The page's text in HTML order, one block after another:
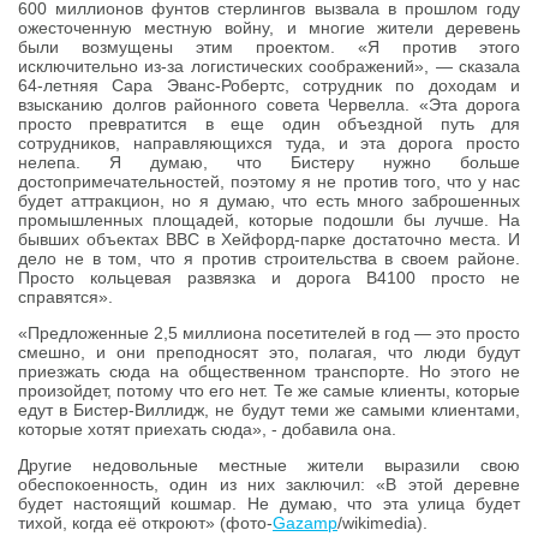
600 миллионов фунтов стерлингов вызвала в прошлом году
ожесточенную местную войну, и многие жители деревень
были возмущены этим проектом. «Я против этого
исключительно из-за логистических соображений», — сказала
64-летняя Сара Эванс-Робертс, сотрудник по доходам и
взысканию долгов районного совета Червелла. «Эта дорога
просто превратится в еще один объездной путь для
сотрудников, направляющихся туда, и эта дорога просто
нелепа. Я думаю, что Бистеру нужно больше
достопримечательностей, поэтому я не против того, что у нас
будет аттракцион, но я думаю, что есть много заброшенных
промышленных площадей, которые подошли бы лучше. На
бывших объектах ВВС в Хейфорд-парке достаточно места. И
дело не в том, что я против строительства в своем районе.
Просто кольцевая развязка и дорога B4100 просто не
справятся».
«Предложенные 2,5 миллиона посетителей в год — это просто
смешно, и они преподносят это, полагая, что люди будут
приезжать сюда на общественном транспорте. Но этого не
произойдет, потому что его нет. Те же самые клиенты, которые
едут в Бистер-Виллидж, не будут теми же самыми клиентами,
которые хотят приехать сюда», - добавила она.
Другие недовольные местные жители выразили свою
обеспокоенность, один из них заключил: «В этой деревне
будет настоящий кошмар. Не думаю, что эта улица будет
тихой, когда её откроют» (фото-Gazamp/wikimedia).